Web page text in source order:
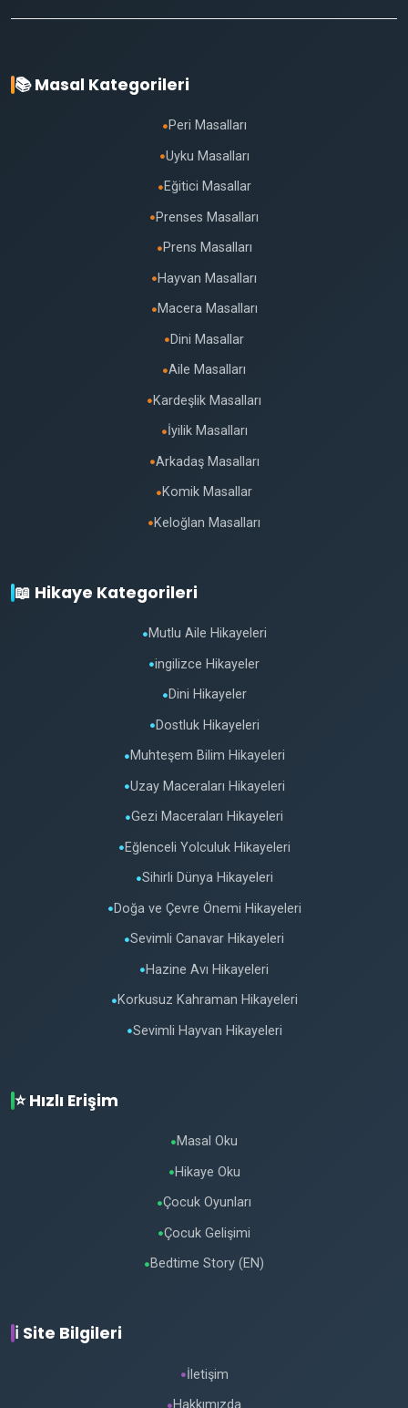
📚 Masal Kategorileri
● Peri Masalları
●Uyku Masalları
● Eğitici Masallar
● Prenses Masalları
● Prens Masalları
● Hayvan Masalları
● Macera Masalları
● Dini Masallar
●Aile Masalları
● Kardeşlik Masalları
●İyilik Masalları
●Arkadaş Masalları
● Komik Masallar
● Keloğlan Masalları
📖 Hikaye Kategorileri
● Mutlu Aile Hikayeleri
●ingilizce Hikayeler
● Dini Hikayeler
● Dostluk Hikayeleri
● Muhteşem Bilim Hikayeleri
●Uzay Maceraları Hikayeleri
●Gezi Maceraları Hikayeleri
● Eğlenceli Yolculuk Hikayeleri
●Sihirli Dünya Hikayeleri
● Doğa ve Çevre Önemi Hikayeleri
●Sevimli Canavar Hikayeleri
● Hazine Avı Hikayeleri
● Korkusuz Kahraman Hikayeleri
●Sevimli Hayvan Hikayeleri
⭐ Hızlı Erişim
● Masal Oku
● Hikaye Oku
●Çocuk Oyunları
●Çocuk Gelişimi
● Bedtime Story (EN)
ℹ️ Site Bilgileri
●İletişim
●